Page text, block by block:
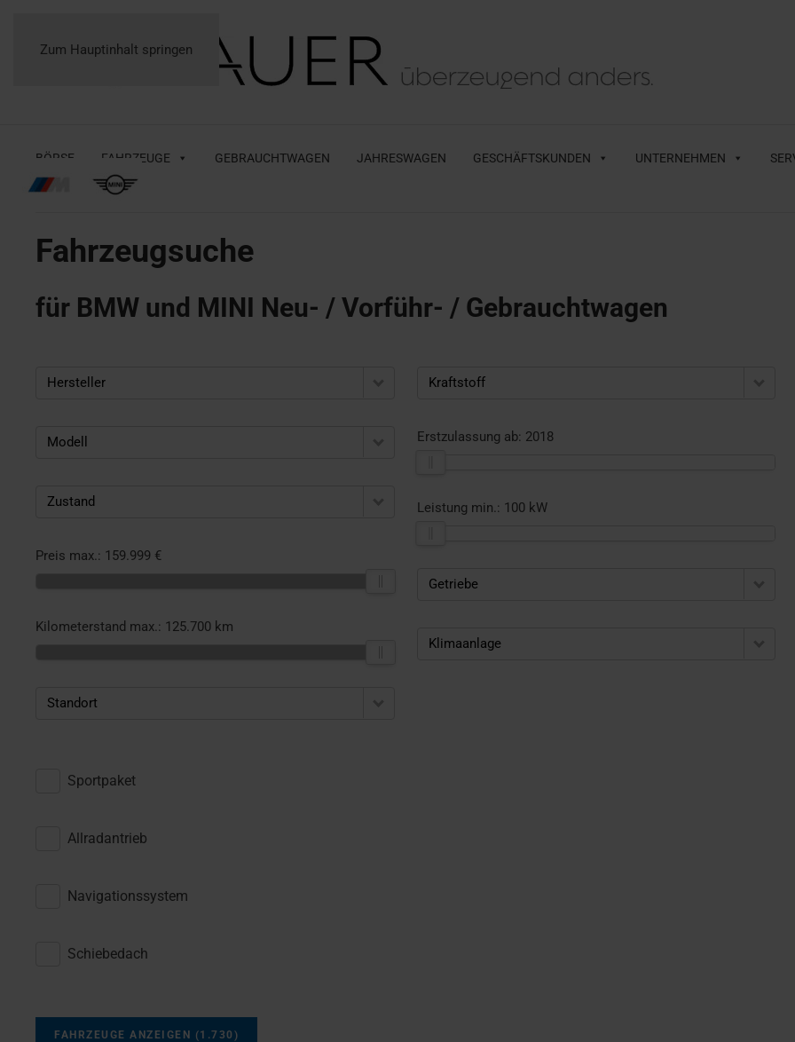
Zum Hauptinhalt springen
BÖRSE FAHRZEUGE GEBRAUCHTWAGEN JAHRESWAGEN GESCHÄFTSKUNDEN UNTERNEHMEN
Fahrzeugsuche
für BMW und MINI Neu- / Vorführ- / Gebrauchtwagen
Hersteller
Modell
Zustand
Preis max.: 159.999 €
Kilometerstand max.: 125.700 km
Standort
Kraftstoff
Erstzulassung ab: 2018
Leistung min.: 100 kW
Getriebe
Klimaanlage
Sportpaket
Allradantrieb
Navigationssystem
Schiebedach
FAHRZEUGE ANZEIGEN (1.730 )